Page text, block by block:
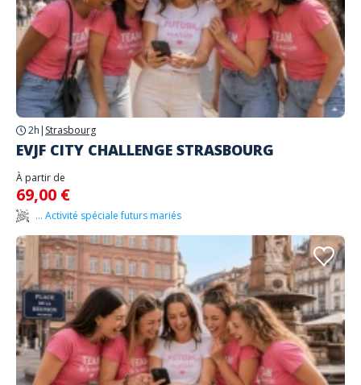
2h | Strasbourg
EVJF CITY CHALLENGE STRASBOURG
À partir de
69,00 €
... Activité spéciale futurs mariés